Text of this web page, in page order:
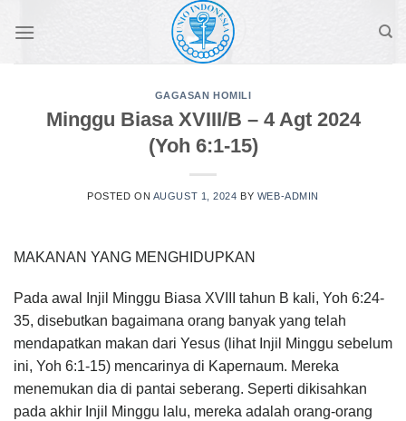
GAGASAN HOMILI
Minggu Biasa XVIII/B – 4 Agt 2024
(Yoh 6:1-15)
POSTED ON AUGUST 1, 2024 BY WEB-ADMIN
MAKANAN YANG MENGHIDUPKAN
Pada awal Injil Minggu Biasa XVIII tahun B kali, Yoh 6:24-
35, disebutkan bagaimana orang banyak yang telah
mendapatkan makan dari Yesus (lihat Injil Minggu sebelum
ini, Yoh 6:1-15) mencarinya di Kapernaum. Mereka
menemukan dia di pantai seberang. Seperti dikisahkan
pada akhir Injil Minggu lalu, mereka adalah orang-orang